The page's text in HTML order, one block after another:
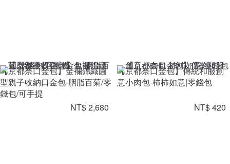
【京都奈口金包】金襴錦織圓
型親子收納口金包-胭脂百菊/零
錢包/可手提
NT$ 2,680
【京都奈口金包】傳統和服創
意小肉包-柿柿如意|零錢包
NT$ 420